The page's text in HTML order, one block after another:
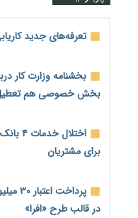
آغاز اجرای پایلوت
محدودیت تازه برای
کنترل تورم
سایپا و پارس‌خودرو
تعرفه‌های جدید کاریابی در
بخشنامه وزارت کار
بخش خصوصی هم
برای مشتریان
در قالب طرح «افرا»